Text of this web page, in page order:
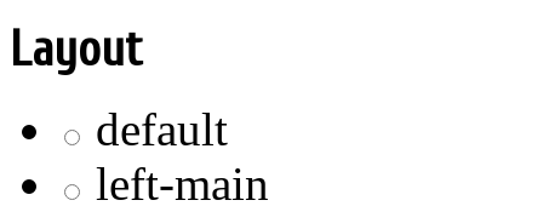
Layout
default
left-main